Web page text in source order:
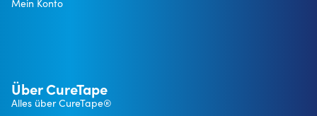
Mein Konto
Über CureTape
Alles über CureTape®